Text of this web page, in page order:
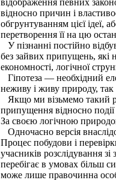
відображення певних
відносно причин і
обгрунтуванням цієї ідеї,
перетворення її на цю
У пізнанні постійно
без зайвих припущень, які
економності, логічної
Гіпотеза — необхідний
неживу і живу природу, так
Якщо ми візьмемо такий
припущення відносно
За своєю логічною
Одночасно версія
Процес побудови і
учасників розслідування
перебігає в умовах більш
може лише правочинна